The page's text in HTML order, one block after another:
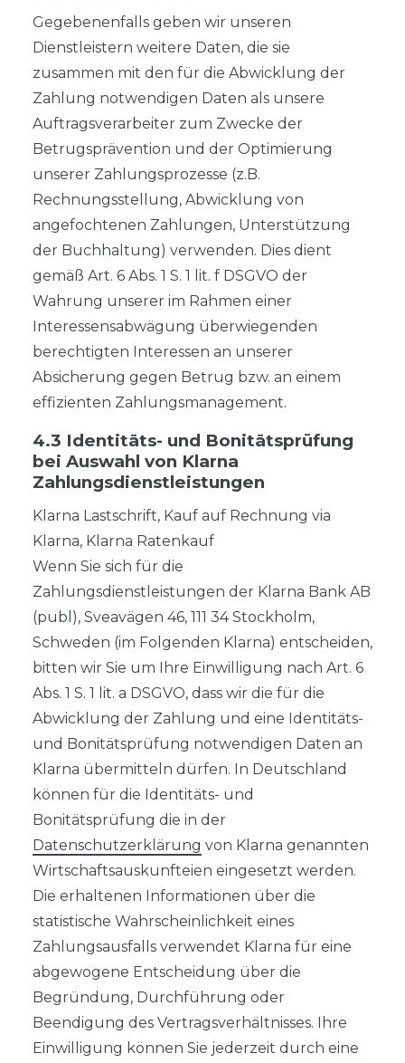
Gegebenenfalls geben wir unseren
Dienstleistern weitere Daten, die sie
zusammen mit den für die Abwicklung der
Zahlung notwendigen Daten als unsere
Auftragsverarbeiter zum Zwecke der
Betrugsprävention und der Optimierung
unserer Zahlungsprozesse (z.B.
Rechnungsstellung, Abwicklung von
angefochtenen Zahlungen, Unterstützung
der Buchhaltung) verwenden. Dies dient
gemäß Art. 6 Abs. 1 S. 1 lit. f DSGVO der
Wahrung unserer im Rahmen einer
Interessensabwägung überwiegenden
berechtigten Interessen an unserer
Absicherung gegen Betrug bzw. an einem
effizienten Zahlungsmanagement.
4.3 Identitäts- und Bonitätsprüfung
bei Auswahl von Klarna
Zahlungsdienstleistungen
Klarna Lastschrift, Kauf auf Rechnung via
Klarna, Klarna Ratenkauf
Wenn Sie sich für die
Zahlungsdienstleistungen der Klarna Bank AB
(publ), Sveavägen 46, 111 34 Stockholm,
Schweden (im Folgenden Klarna) entscheiden,
bitten wir Sie um Ihre Einwilligung nach Art. 6
Abs. 1 S. 1 lit. a DSGVO, dass wir die für die
Abwicklung der Zahlung und eine Identitäts-
und Bonitätsprüfung notwendigen Daten an
Klarna übermitteln dürfen. In Deutschland
können für die Identitäts- und
Bonitätsprüfung die in der
Datenschutzerklärung von Klarna genannten
Wirtschaftsauskunfteien eingesetzt werden.
Die erhaltenen Informationen über die
statistische Wahrscheinlichkeit eines
Zahlungsausfalls verwendet Klarna für eine
abgewogene Entscheidung über die
Begründung, Durchführung oder
Beendigung des Vertragsverhältnisses. Ihre
Einwilligung können Sie jederzeit durch eine